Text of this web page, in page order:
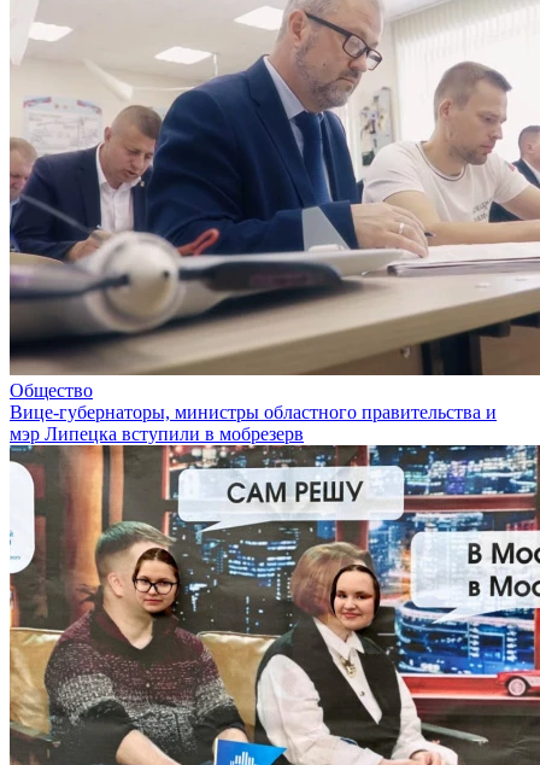
Общество
Вице-губернаторы, министры областного правительства и
мэр Липецка вступили в мобрезерв